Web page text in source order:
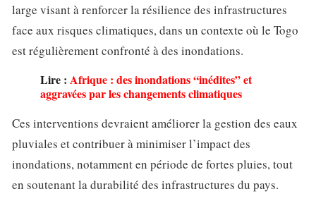
large visant à renforcer la résilience des infrastructures
face aux risques climatiques, dans un contexte où le Togo
est régulièrement confronté à des inondations.
Lire : Afrique : des inondations “inédites” et
aggravées par les changements climatiques
Ces interventions devraient améliorer la gestion des eaux
pluviales et contribuer à minimiser l’impact des
inondations, notamment en période de fortes pluies, tout
en soutenant la durabilité des infrastructures du pays.